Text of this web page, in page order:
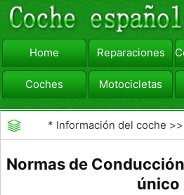
Home Reparaciones
Coches Motocicletas
viajar Camiones
* Información del coche
Normas de
único